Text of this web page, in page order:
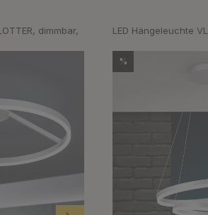
dimmbar,
LED Hängeleuchte
%